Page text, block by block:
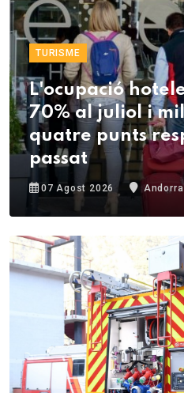
TURISME
L'ocupació
70% al juliol i
quatre punts
passat
07 Agost 2026